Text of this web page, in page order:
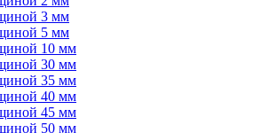
3 мм
5 мм
10 мм
30 мм
35 мм
40 мм
45 мм
50 мм